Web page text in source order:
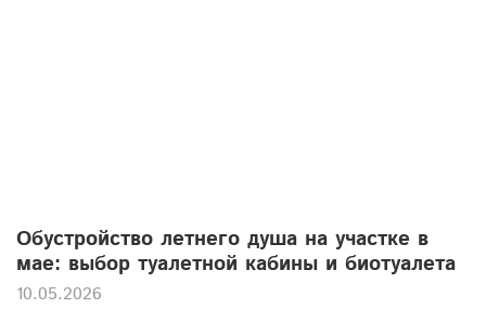
Обустройство летнего душа на участке в
мае: выбор туалетной кабины и биотуалета
10.05.2026